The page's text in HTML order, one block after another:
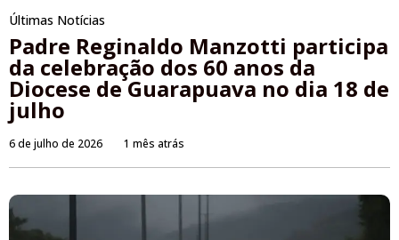
Últimas Notícias
Padre Reginaldo Manzotti participa
da celebração dos 60 anos da
Diocese de Guarapuava no dia 18 de
julho
6 de julho de 2026 1 mês atrás